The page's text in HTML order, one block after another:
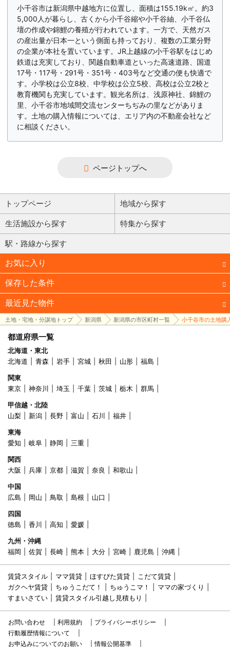
小千谷市は新潟県中越地方に位置し、面積は155.19k㎡。約3
5,000人が暮らし、古くから小千谷縮や小千谷紬、小千谷仏
壇の作成や錦鯉の養殖が行われています。一方で、天然ガス
の産出量が日本一という側面も持っており、複数の工業分野
の企業が本社を置いています。JR上越線の小千谷駅をはじめ
鉄道は充実しており、関越自動車道といった高速道路、国道
17号・117号・291号・351号・403号など交通の便も快適で
す。小学校は公立8校、中学校は公立5校、高校は公立2校と
教育機関も充実しています。観光名所は、浅原神社、錦鯉の
里、小千谷市地域間交流センターちぢみの里などがありま
す。土地の購入情報については、エリア内の不動産会社など
に相談ください。
ページトップへ
トップページ 地域から探す
生活施設から探す 特集から探す
駅・路線から探す
お気に入り
保存した条件
最近見た物件
土地・宅地・分譲地トップ 新潟県 新潟県の市区町村一覧 小千谷市の土地購
都道府県一覧
北海道・東北
北海道
青森 岩手 宮城 秋田 山形
福島
関東
東京
神奈川 埼玉 千葉 茨城 栃木
群馬
甲信越・北陸
山梨
新潟 長野 富山 石川
福井
東海
愛知
岐阜 静岡
三重
関西
大阪
兵庫 京都 滋賀 奈良
和歌山
中国
広島
岡山 鳥取 島根
山口
四国
徳島
香川 高知
愛媛
九州・沖縄
福岡
佐賀 長崎 熊本 大分 宮崎 鹿児島 沖縄
賃貸スタイル ママ賃貸 ほすぴた賃貸
こだて賃貸
ガクヘヤ賃貸
ちゅうこだて！ ちゅうこマ！
ママの家づくり
すまいさてい
賃貸スタイル引越し見積もり
お問い合わせ 利用規約
プライバシーポリシー
行動履歴情報について
お申込みについてのお願い
情報公開基準